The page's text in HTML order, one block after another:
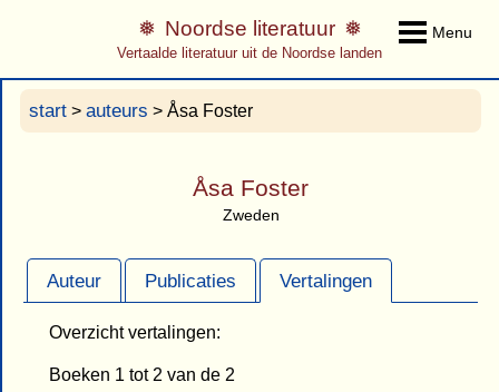
Menu
Noordse literatuur
Vertaalde literatuur uit de Noordse landen
start > auteurs > Åsa Foster
Åsa Foster
Zweden
Auteur Publicaties Vertalingen
Overzicht vertalingen:
Boeken 1 tot 2 van de 2